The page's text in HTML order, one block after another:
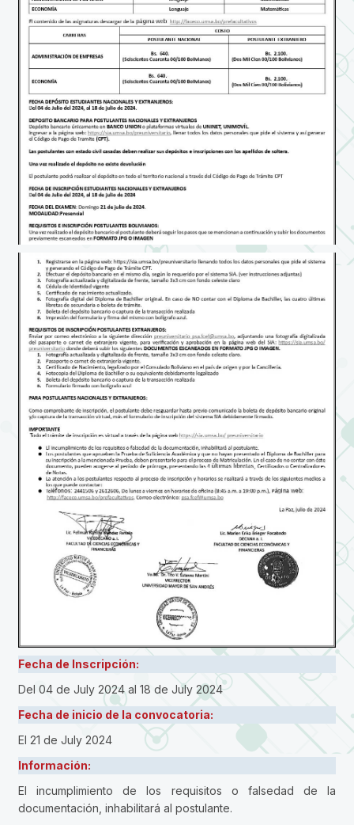
Fecha de Inscripción:
Del 04 de July 2024al 18 de July 2024
Fecha de inicio de la convocatoria:
El 21 de July 2024
Información:
El incumplimiento de los requisitos o falsedad de la
documentación, inhabilitará al postulante.